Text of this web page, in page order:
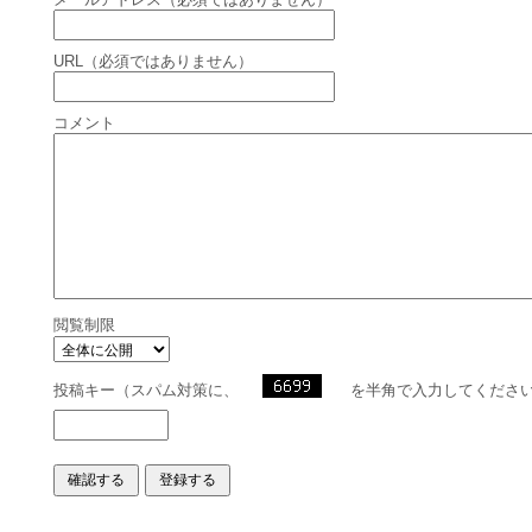
URL（必須ではありません）
コメント
閲覧制限
投稿キー（スパム対策に、 を半角で入力してくださ